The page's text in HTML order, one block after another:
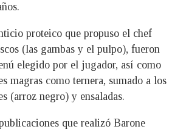
proteico que propuso el chef
(las gambas y el pulpo), fueron
elegido por el jugador, así como
magras como ternera, sumado a los
(arroz negro) y ensaladas.
que realizó Barone